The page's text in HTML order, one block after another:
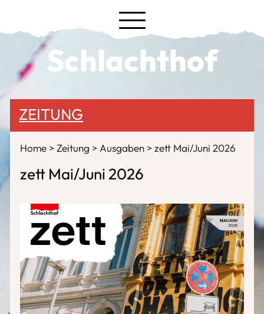
Schlachthof
ZEITUNG
Home Zeitung Ausgaben zett Mai/Juni 2026
zett Mai/Juni 2026